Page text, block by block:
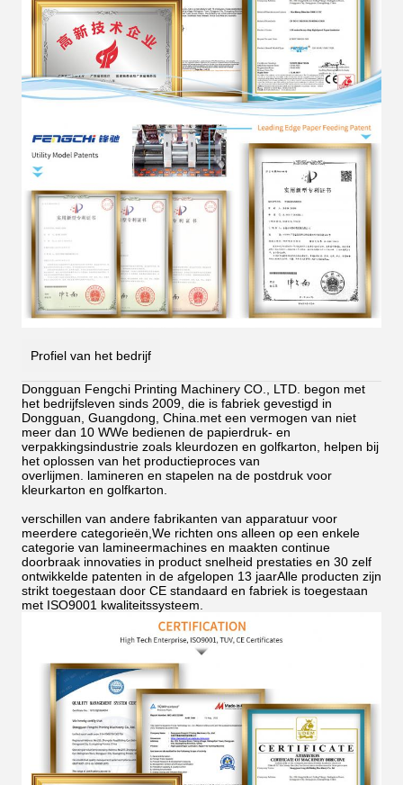
Profiel van het bedrijf
Dongguan Fengchi Printing Machinery CO., LTD. begon met
het bedrijfsleven sinds 2009, die is fabriek gevestigd in
Dongguan, Guangdong, China.met een vermogen van niet
meer dan 10 WWe bedienen de papierdruk- en
verpakkingsindustrie zoals kleurdozen en golfkarton, helpen bij
het oplossen van het productieproces van
overlijmen.
lamineren en stapelen na de postdruk voor
kleurkarton en golfkarton.
verschillen van andere fabrikanten van apparatuur voor
meerdere categorieën,We richten ons alleen op een enkele
categorie van lamineermachines en maakten continue
doorbraak innovaties in product snelheid prestaties en 30 zelf
ontwikkelde patenten in de afgelopen 13 jaarAlle producten zijn
strikt toegestaan door CE standaard en fabriek is toegestaan
met ISO9001 kwaliteitssysteem.